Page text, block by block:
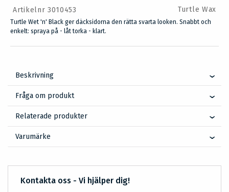
Artikelnr 3010453 Turtle Wax
Turtle Wet 'n' Black ger däcksidorna den rätta svarta looken. Snabbt och
enkelt: spraya på - låt torka - klart.
Beskrivning
Fråga om produkt
Relaterade produkter
Varumärke
Kontakta oss - Vi hjälper dig!